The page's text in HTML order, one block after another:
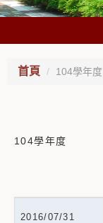
首頁 104學年度
104學年度
2016/07/31